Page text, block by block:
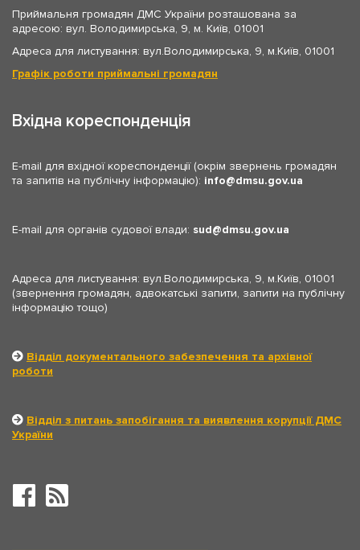
Приймальня громадян ДМС України розташована за
адресою: вул. Володимирська, 9, м. Київ, 01001
Адреса для листування: вул.Володимирська, 9, м.Київ, 01001
Графік роботи приймальні громадян
Вхідна кореспонденція
E-mail для вхідної кореспонденції (окрім звернень громадян
та запитів на публічну інформацію): info dmsu.gov.ua
E-mail для органів судової влади: sud dmsu.gov.ua
Адреса для листування: вул.Володимирська, 9, м.Київ, 01001
(звернення громадян, адвокатські запити, запити на публічну
інформацію тощо)
Відділ документального забезпечення та архівної
роботи
Відділ з питань запобігання та виявлення корупції ДМС
України